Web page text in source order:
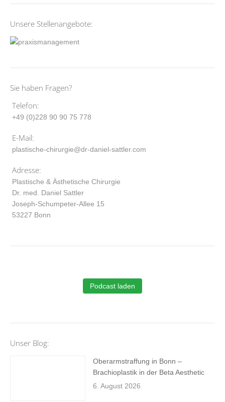
Unsere Stellenangebote:
Sie haben Fragen?
Telefon:
+49 (0)228 90 90 75 778
E-Mail:
plastische-chirurgie@dr-daniel-sattler.com
Adresse:
Plastische & Ästhetische Chirurgie
Dr. med. Daniel Sattler
Joseph-Schumpeter-Allee 15
53227 Bonn
Podcast laden
Unser Blog:
Oberarmstraffung in Bonn –
Brachioplastik in der Beta Aesthetic
6. August 2026